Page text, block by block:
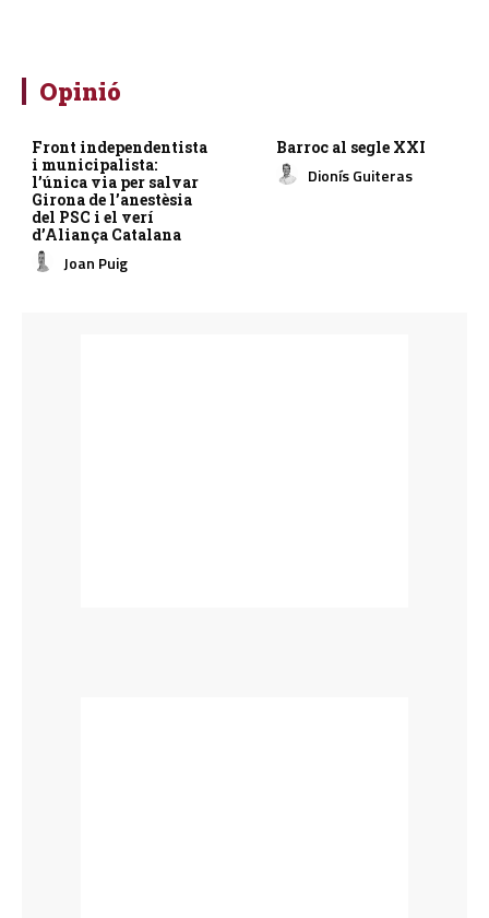
Opinió
Front independentista
i municipalista:
l’única via per salvar
Girona de l’anestèsia
del PSC i el verí
d’Aliança Catalana
Joan Puig
Barroc al segle XXI
Dionís Guiteras